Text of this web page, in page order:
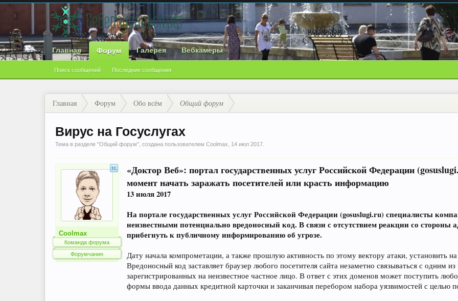
Главная Форум
Поиск сообщений Последние сообщения
Галерея Вебкамеры
Главная Форум Обо всём Общий форум
Вирус на Госуслугах
Тема в разделе "Общий форум", создана пользователем Coolmax 14 июл 2017
Coolmax
Команда форума
Форумчанин
«Доктор Веб»: портал государственных услуг Российской Федерации
момент начать заражать посетителей или красть информацию
13 июля 2017
На портале государственных услуг Российской Федерации (gosuslugi.ru) специалисты
неизвестными потенциально вредоносный код. В связи с отсутствием реакции со стороны
прибегнуть к публичному информированию об угрозе.
Дату начала компрометации, а также прошлую активность по этому вектору атаки, установить
Вредоносный код заставляет браузер любого посетителя сайта незаметно связываться с одним
зарегистрированных на неизвестное частное лицо. В ответ с этих доменов может поступить
формы ввода данных кредитной карточки и заканчивая перебором набора уязвимостей с целью